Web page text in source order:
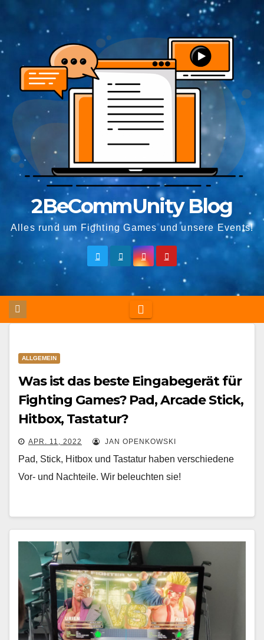
Inhalt
2BeCommUnity Blog
Alles rund um Fighting Games und unsere Events!
ALLGEMEIN
Was ist das beste Eingabegerät für
Fighting Games? Pad, Arcade Stick,
Hitbox, Tastatur?
APR. 11, 2022 JAN OPENKOWSKI
Pad, Stick, Hitbox und Tastatur haben verschiedene
Vor- und Nachteile. Wir beleuchten sie!